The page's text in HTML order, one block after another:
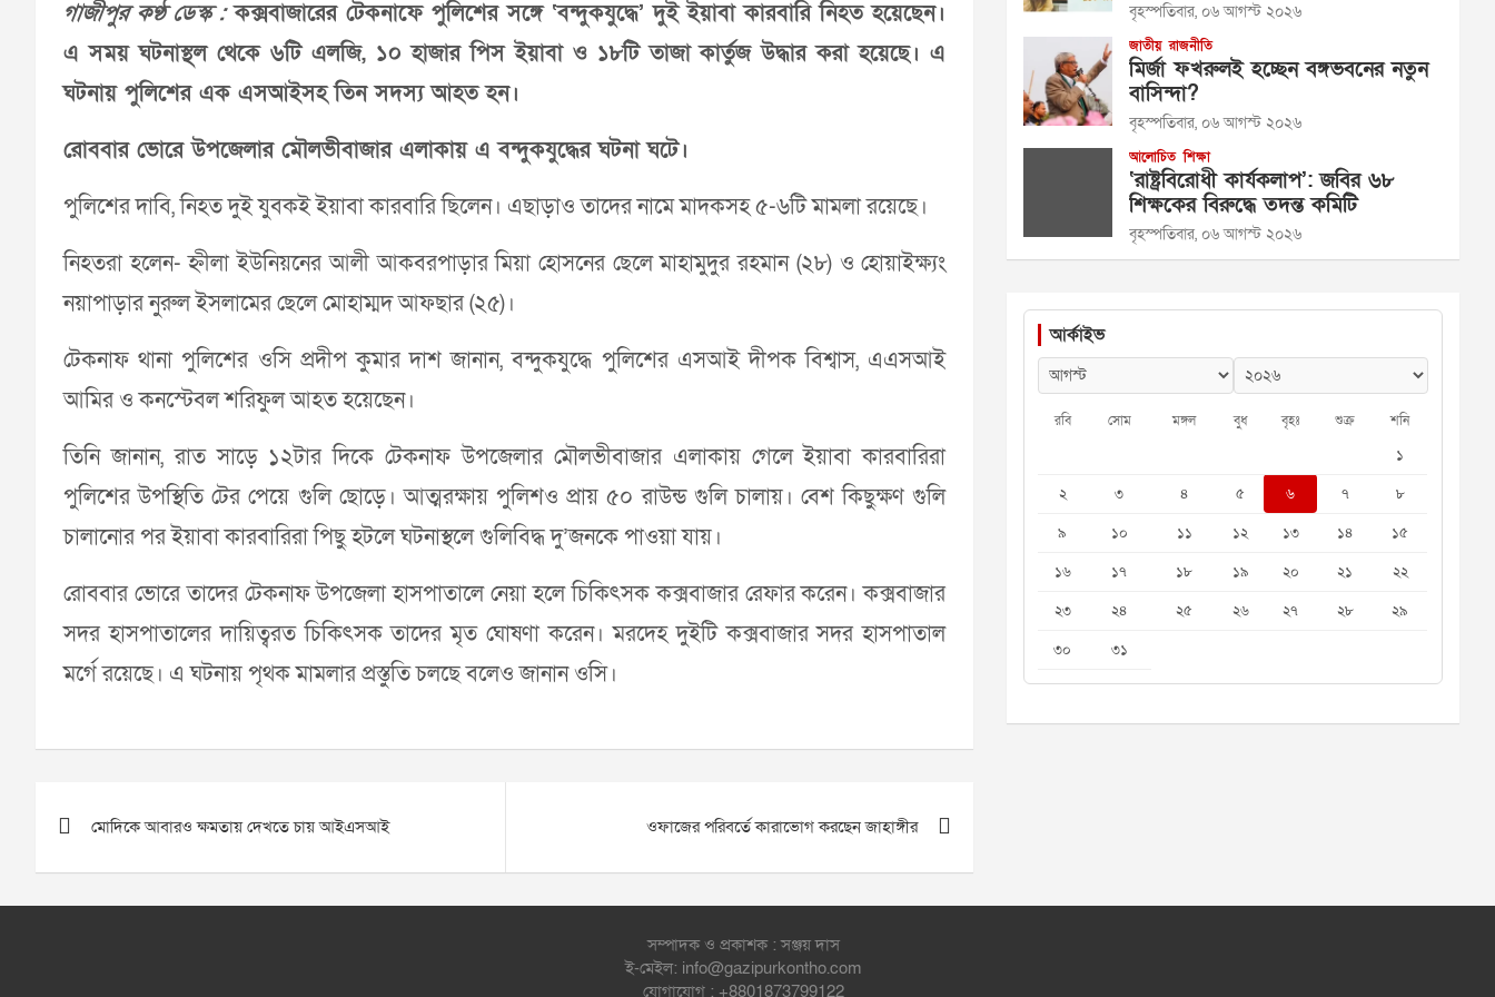
গাজীপুর কণ্ঠ ডেস্ক :কক্সবাজারের টেকনাফে পুলিশের সঙ্গে ‘বন্দুকযুদ্ধে’ দুই ইয়াবা কারবারি নিহত হয়েছেন।
এ সময় ঘটনাস্থল থেকে ৬টি এলজি, ১০ হাজার পিস ইয়াবা ও ১৮টি তাজা কার্তুজ উদ্ধার করা হয়েছে। এ
ঘটনায় পুলিশের এক এসআইসহ তিন সদস্য আহত হন।
রোববার ভোরে উপজেলার মৌলভীবাজার এলাকায় এ বন্দুকযুদ্ধের ঘটনা ঘটে।
পুলিশের দাবি, নিহত দুই যুবকই ইয়াবা কারবারি ছিলেন। এছাড়াও তাদের নামে মাদকসহ ৫-৬টি মামলা রয়েছে।
নিহতরা হলেন- হ্নীলা ইউনিয়নের আলী আকবরপাড়ার মিয়া হোসনের ছেলে মাহামুদুর রহমান (২৮) ও হোয়াইক্ষ্যং
নয়াপাড়ার নুরুল ইসলামের ছেলে মোহাম্মদ আফছার (২৫)।
টেকনাফ থানা পুলিশের ওসি প্রদীপ কুমার দাশ জানান, বন্দুকযুদ্ধে পুলিশের এসআই দীপক বিশ্বাস, এএসআই
আমির ও কনস্টেবল শরিফুল আহত হয়েছেন।
তিনি জানান, রাত সাড়ে ১২টার দিকে টেকনাফ উপজেলার মৌলভীবাজার এলাকায় গেলে ইয়াবা কারবারিরা
পুলিশের উপস্থিতি টের পেয়ে গুলি ছোড়ে। আত্মরক্ষায় পুলিশও প্রায় ৫০ রাউন্ড গুলি চালায়। বেশ কিছুক্ষণ গুলি
চালানোর পর ইয়াবা কারবারিরা পিছু হটলে ঘটনাস্থলে গুলিবিদ্ধ দু’জনকে পাওয়া যায়।
রোববার ভোরে তাদের টেকনাফ উপজেলা হাসপাতালে নেয়া হলে চিকিৎসক কক্সবাজার রেফার করেন। কক্সবাজার
সদর হাসপাতালের দায়িত্বরত চিকিৎসক তাদের মৃত ঘোষণা করেন। মরদেহ দুইটি কক্সবাজার সদর হাসপাতাল
মর্গে রয়েছে। এ ঘটনায় পৃথক মামলার প্রস্তুতি চলছে বলেও জানান ওসি।
navigation
মোদিকে আবারও ক্ষমতায় দেখতে চায় আইএসআই ওফাজের পরিবর্তে কারাভোগ করছেন জাহাঙ্গীর
বৃহস্পতিবার, ০৬ আগস্ট ২০২৬
জাতীয় রাজনীতি
মির্জা ফখরুলই হচ্ছেন বঙ্গভবনের নতুন
বাসিন্দা?
বৃহস্পতিবার, ০৬ আগস্ট ২০২৬
আলোচিত শিক্ষা
‘রাষ্ট্রবিরোধী কার্যকলাপ’: জবির ৬৮
শিক্ষকের বিরুদ্ধে তদন্ত কমিটি
বৃহস্পতিবার, ০৬ আগস্ট ২০২৬
আর্কাইভ
রবি সোম মঙ্গল বুধ বৃহঃ শুক্র শনি
১
২
৩ ৪ ৫ ৬ ৭
৮
৯
১০ ১১ ১২ ১৩ ১৪
১৫
১৬
১৭ ১৮ ১৯ ২০ ২১
২২
২৩
২৪ ২৫ ২৬ ২৭ ২৮
২৯
৩০
৩১
সম্পাদক ও প্রকাশক : সঞ্জয় দাস
ই-মেইল: info@gazipurkontho.com
যোগাযোগ : +8801873799122